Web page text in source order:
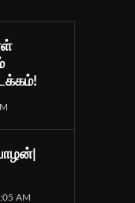
AM